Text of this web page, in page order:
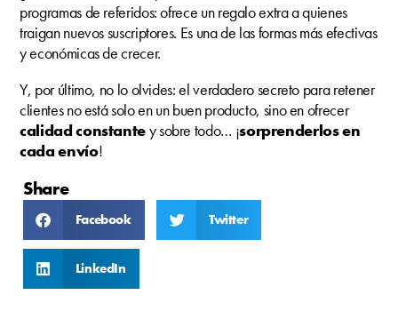
programas de referidos: ofrece un regalo extra a quienes
traigan nuevos suscriptores. Es una de las formas más efectivas
y económicas de crecer.
Y, por último, no lo olvides: el verdadero secreto para retener
clientes no está solo en un buen producto, sino en ofrecer
calidad constantey sobre todo… ¡sorprenderlos en
cada envío!
Share
Facebook Twitter
LinkedIn